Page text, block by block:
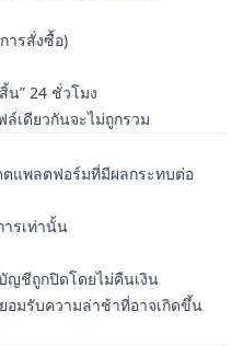
ารสั่งซื้อ)
น” 24 ชั่วโมง
เดียวกันจะไม่ถูกรวม
แพลตฟอร์มที่มีผลกระทบต่อ
รเท่านั้น
ญชีถูกปิดโดยไม่คืนเงิน
อมรับความล่าช้าที่อาจเกิดขึ้น